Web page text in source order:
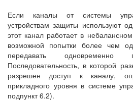
Если каналы от системы
устройствам защиты используют
этот канал работает в
возможной попытки более чем
передавать
Последовательность, в которой
разрешен доступ к каналу,
прикладного уровня в системе
подпункт 6.2).